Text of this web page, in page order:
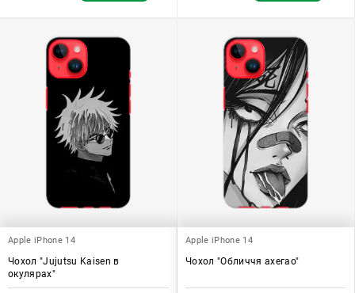
Apple iPhone 14
Чохол "Jujutsu Kaisen в
окулярах"
Apple iPhone 14
Чохол "Обличчя ахегао"